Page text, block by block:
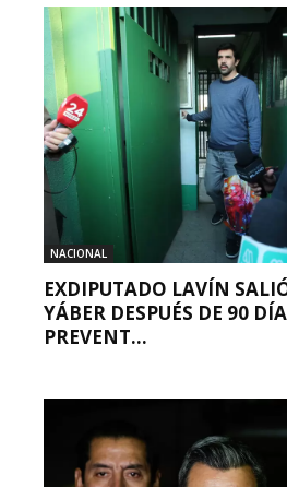
NACIONAL
EXDIPUTADO LAVÍN
YÁBER DESPUÉS DE 90
PREVENT...